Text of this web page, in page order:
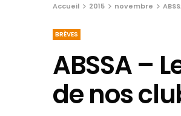
Accueil 2015 novembre
BRÈVES
ABSSA –
de nos